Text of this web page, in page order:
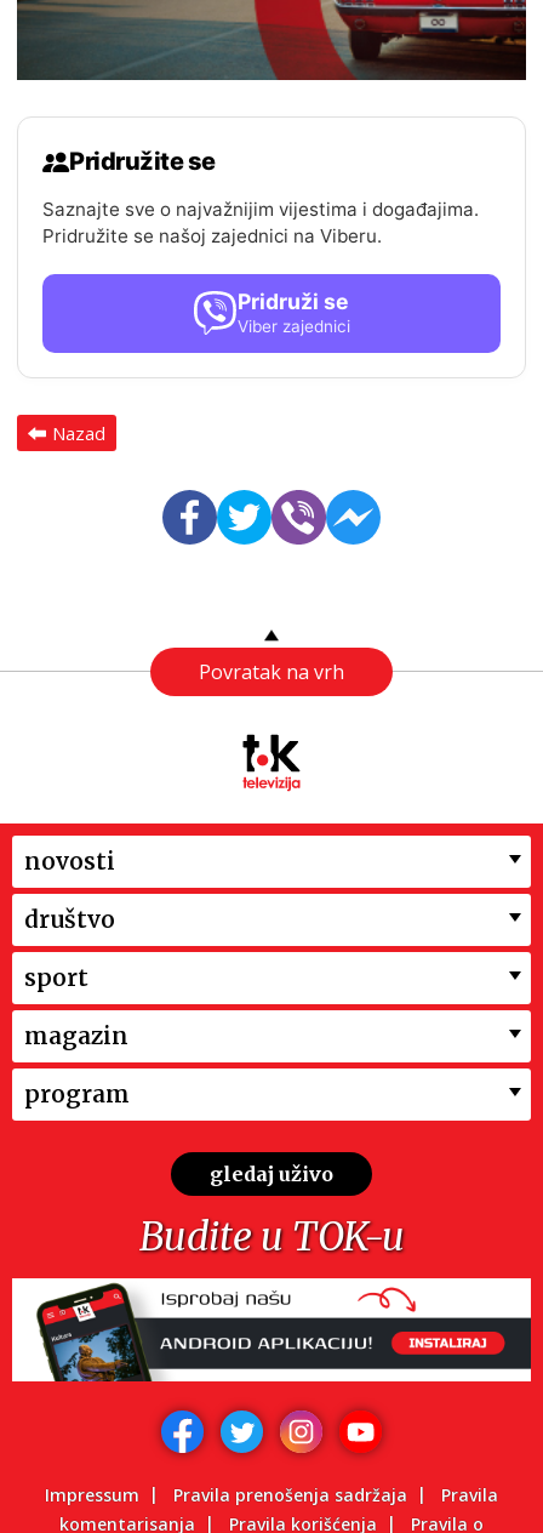
Pridružite se
Saznajte sve o najvažnijim vijestima i događajima.
Pridružite se našoj zajednici na Viberu.
Pridruži se
Viber zajednici
Nazad
Povratak na vrh
novosti
društvo
sport
magazin
program
gledaj uživo
Budite u TOK-u
Impressum Pravila prenošenja sadržaja
Pravila
komentarisanja
Pravila korišćenja Pravila o